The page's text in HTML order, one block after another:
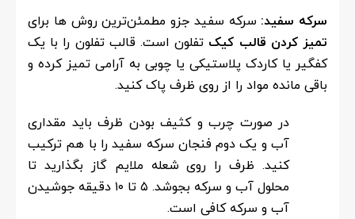
سرکه سفید: سرکه سفید جزو مطمئن‌ترین روش ‌ها برای
تمیز کردن قالب کیک تفلون است. قالب تفلون را با یک
کفگیر یا کاردک پلاستیکی یا چوبی به آرامی تمیز کرده و
باقی مانده مواد را از روی ظرف پاک کنید.
در صورت چرب و کثیف بودن ظرف باید مقداری
آب و یک دوم فنجان سرکه سفید را با هم ترکیب
کنید. ظرف را روی شعله ملایم گاز بگذارید تا
محلول آب و سرکه بجوشد. ۵ تا ۱۰ دقیقه جوشیدن
آب و سرکه کافی است.